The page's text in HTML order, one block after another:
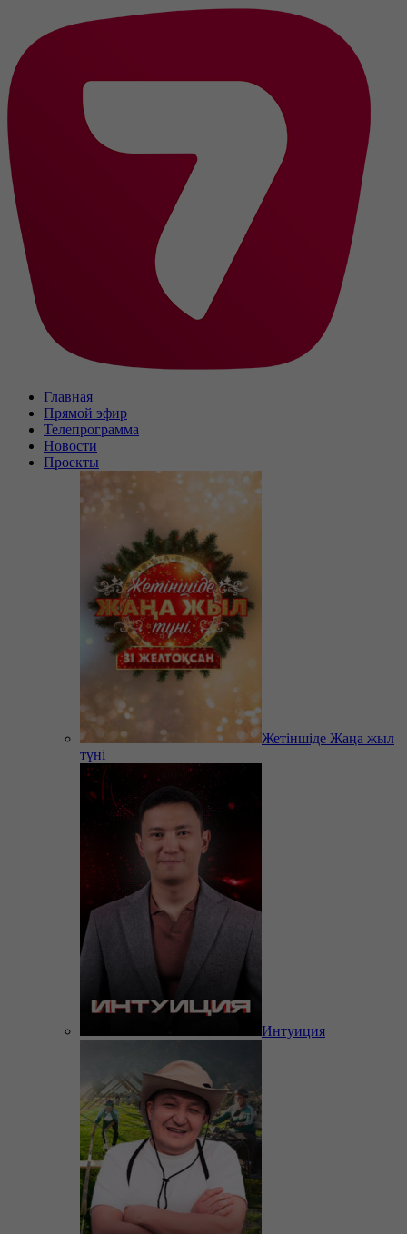
Главная
Прямой эфир
Телепрограмма
Новости
Проекты
Жетіншіде Жаңа жыл
түні
Интуиция